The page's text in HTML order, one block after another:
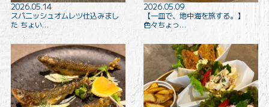
2026.05.14
スパニッシュオムレツ仕込みまし
た ちょい…
2026.05.09
【一皿で、地中海を旅する。】
色々ちょっ…